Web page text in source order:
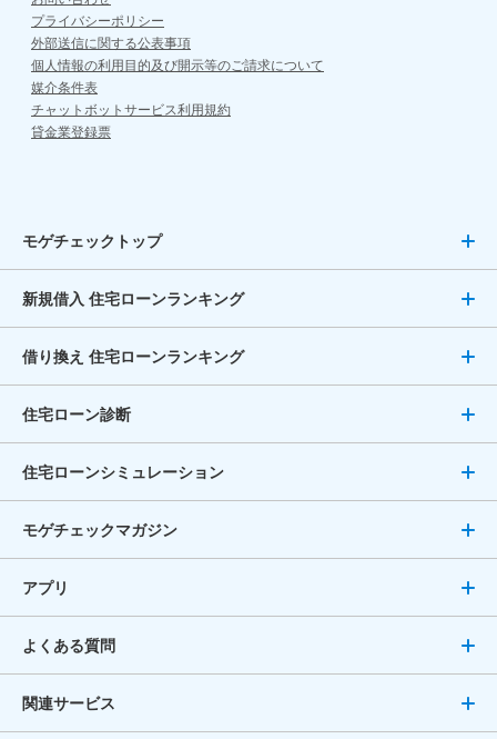
プライバシーポリシー
外部送信に関する公表事項
個人情報の利用目的及び開示等のご請求について
媒介条件表
チャットボットサービス利用規約
貸金業登録票
モゲチェックトップ
新規借入 住宅ローンランキング
借り換え 住宅ローンランキング
住宅ローン診断
住宅ローンシミュレーション
モゲチェックマガジン
アプリ
よくある質問
関連サービス